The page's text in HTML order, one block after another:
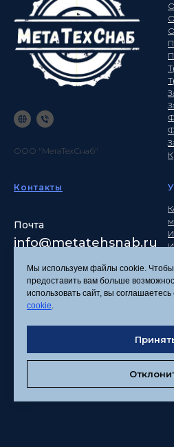
ООО "МетаТехСнаб"
Контакты
Почта
info@metatehsnab.ru
Мы используем файлы cookie. Чтобы
предоставить вам больше
использовать сайт, вы соглашаетесь
cookie.